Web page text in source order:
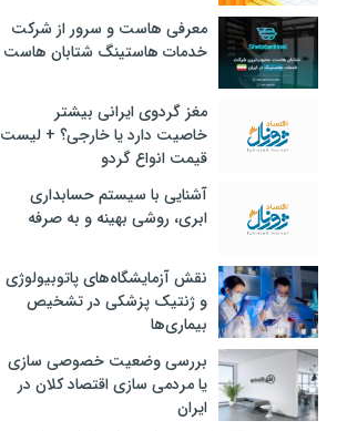
معرفی هاست و سرور از شرکت
خدمات هاستینگ شتابان هاست
مغز گردوی ایرانی بیشتر
خاصیت دارد یا خارجی؟ + لیست
قیمت انواع گردو
آشنایی با سیستم حسابداری
ابری، روشی بهینه و به صرفه
نقش آزمایشگاه‌های پاتوبیولوژی
و ژنتیک پزشکی در تشخیص
بیماری‌ها
بررسی وضعیت خصوصی سازی
یا مردمی سازی اقتصاد کلان در
ایران